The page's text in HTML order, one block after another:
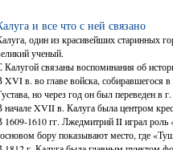
и все что с ней связано
один из красивейших старинных
ученый.
Калугой связаны воспоминания об
XVI в. во главе войска, собиравшегося
но через год он был переведен в
начале XVII в. Калуга была центром
1609-1610 гг. Лжедмитрий II играл
бору показывают место, где